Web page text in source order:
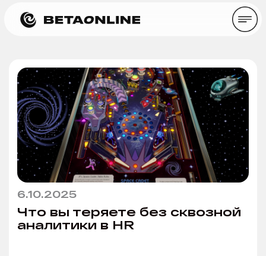
Что вы теряете без сквозной
аналитики в HR
6.10.2025
Время прочтения: ~ 6 минут Статьи